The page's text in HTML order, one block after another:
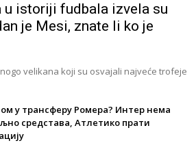
u istoriji fudbala izvela su
je Mesi, znate li ko je
velikana koji su osvajali najveće trofeje
у трансферу Ромера? Интер нема
средстава, Атлетико прати